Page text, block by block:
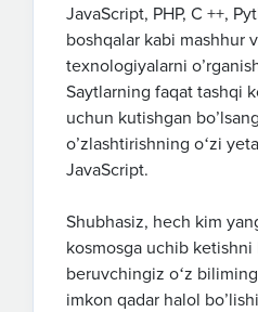
JavaScript, PHP, C ++,
boshqalar kabi mashhur
texnologiyalarni
Saytlarning faqat tashqi
uchun kutishgan
o’zlashtirishning oʻzi
JavaScript.
Shubhasiz, hech kim
kosmosga uchib ketishni
beruvchingiz oʻz
imkon qadar halol